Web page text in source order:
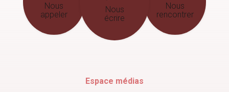
Nous
appeler
Nous
écrire
Nous
rencontrer
Espace médias